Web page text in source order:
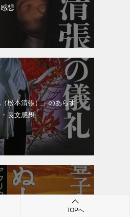
想
松本清張）」のあらす
長文感想
山崎豊子）」のあらすTOPへ